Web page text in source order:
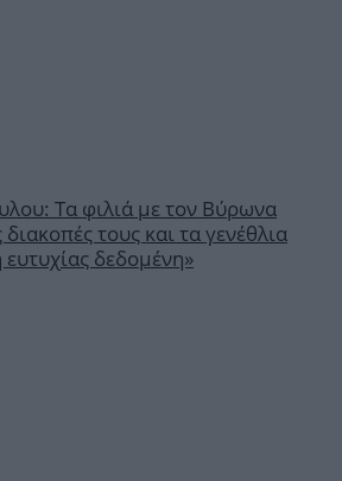
Τα φιλιά με τον Βύρωνα
διακοπές τους και τα γενέθλια
δεδομένη»